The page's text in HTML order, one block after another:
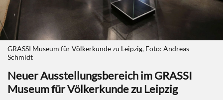
GRASSI Museum für Völkerkunde zu Leipzig, Foto: Andreas
Schmidt
Neuer Ausstellungsbereich im GRASSI
Museum für Völkerkunde zu Leipzig